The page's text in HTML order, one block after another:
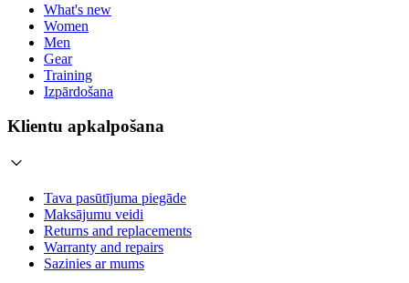
What's new
Women
Men
Gear
Training
Izpārdošana
Klientu apkalpošana
Tava pasūtījuma piegāde
Maksājumu veidi
Returns and replacements
Warranty and repairs
Sazinies ar mums